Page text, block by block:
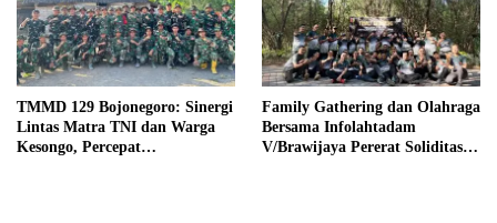
TMMD 129 Bojonegoro: Sinergi
Lintas Matra TNI dan Warga
Kesongo, Percepat
Family Gathering dan Olahraga
Bersama Infolahtadam
V/Brawijaya Pererat Soliditas